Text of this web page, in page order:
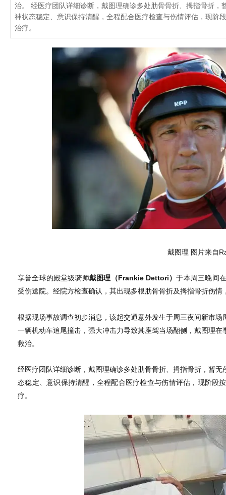
治。 经医疗团队详细诊断，戴图理确诊多处肋骨骨折、拇指骨折
神状态稳定、意识保持清醒，全程配合医疗检查与伤情评估，现阶
治疗。
戴图理 图片来自
享誉全球的殿堂级骑师戴图理（Frankie Dettori）于本周三晚间
受伤送院。经院方检查确认，其出现多根肋骨骨折及拇指骨折伤
根据现场事故调查初步消息，该起交通意外发生于周三夜间新市
一辆机动车追尾撞击，强大冲击力导致其座驾当场翻侧，戴图理
救治。
经医疗团队详细诊断，戴图理确诊多处肋骨骨折、拇指骨折，暂
态稳定、意识保持清醒，全程配合医疗检查与伤情评估，现阶段
疗。